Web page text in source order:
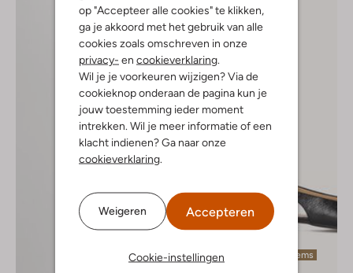
op "Accepteer alle cookies" te klikken,
ga je akkoord met het gebruik van alle
cookies zoals omschreven in onze
privacy- en cookieverklaring
Wil je je voorkeuren wijzigen? Via de
cookieknop onderaan de pagina kun je
jouw toestemming ieder moment
intrekken. Wil je meer informatie of een
klacht indienen? Ga naar onze
cookieverklaring
Weigeren Accepteren
Cookie-instellingen
Laatste items